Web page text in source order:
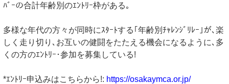
ﾊﾞｰの合計年齢別のｴﾝﾄﾘｰ枠がある｡
多様な年代の方々が同時にｽﾀｰﾄする｢年齢別ﾁｬﾚﾝｼﾞﾘﾚｰ｣が､楽
しく走り切り､お互いの健闘をたたえる機会になるように､多
くの方のｴﾝﾄﾘｰ･参加を募集している!
*ｴﾝﾄﾘｰ申込みはこちらから!: https://osakaymca.or.jp/